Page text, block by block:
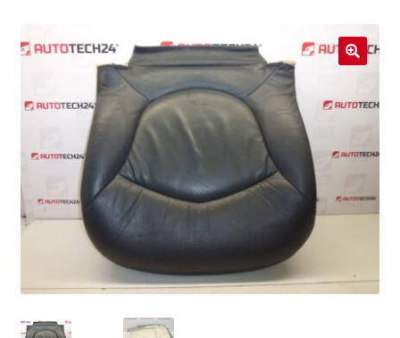
Despre noi
Finalizare comandă
Livrare
Livrare în toată lumea